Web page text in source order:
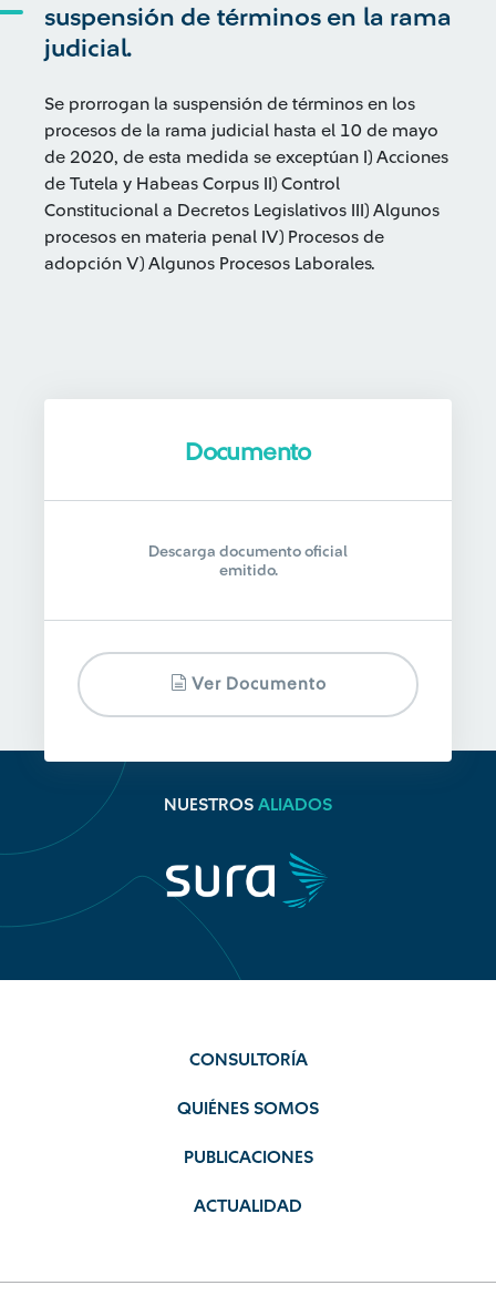
suspensión de términos en la rama
judicial.
Se prorrogan la suspensión de términos en los
procesos de la rama judicial hasta el 10 de mayo
de 2020, de esta medida se exceptúan I) Acciones
de Tutela y Habeas Corpus II) Control
Constitucional a Decretos Legislativos III) Algunos
procesos en materia penal IV) Procesos de
adopción V) Algunos Procesos Laborales.
Documento
Descarga documento oficial
emitido.
Ver Documento
NUESTROS ALIADOS
CONSULTORÍA
QUIÉNES SOMOS
PUBLICACIONES
ACTUALIDAD